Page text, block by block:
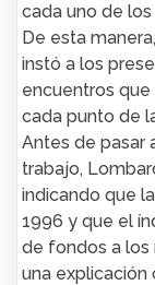
cada uno de los
De esta
instó a los
encuentros
cada punto de
Antes de pasar
trabajo,
indicando que
1996 y que el
de fondos a los
una explicación